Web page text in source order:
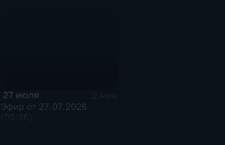
27 июля
Эфир от 27.07.2026